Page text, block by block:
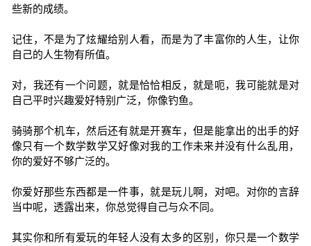
些新的成绩。
记住，不是为了炫耀给别人看，而是为了丰富你的人生，让你
自己的人生物有所值。
对，我还有一个问题，就是恰恰相反，就是呃，我可能就是对
自己平时兴趣爱好特别广泛，你像钓鱼。
骑骑那个机车，然后还有就是开赛车，但是能拿出的出手的好
像只有一个数学数学又好像对我的工作未来并没有什么乱用，
你的爱好不够广泛的。
你爱好那些东西都是一件事，就是玩儿啊，对吧。对你的言辞
当中呢，透露出来，你总觉得自己与众不同。
其实你和所有爱玩的年轻人没有太多的区别，你只是一个数学